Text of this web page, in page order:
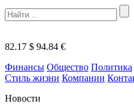
82.17 $ 94.84 €
Финансы Общество Политика
Стиль жизни Компании
Новости